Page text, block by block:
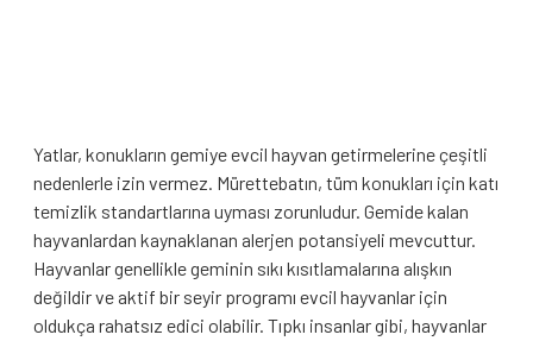
Yatlar, konukların gemiye evcil hayvan getirmelerine çeşitli
nedenlerle izin vermez. Mürettebatın, tüm konukları için katı
temizlik standartlarına uyması zorunludur. Gemide kalan
hayvanlardan kaynaklanan alerjen potansiyeli mevcuttur.
Hayvanlar genellikle geminin sıkı kısıtlamalarına alışkın
değildir ve aktif bir seyir programı evcil hayvanlar için
oldukça rahatsız edici olabilir. Tıpkı insanlar gibi, hayvanlar